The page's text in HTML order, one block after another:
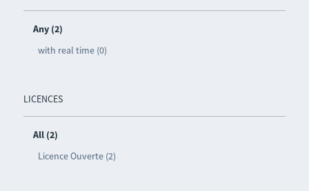
Any (2)
with real time (0)
LICENCES
All (2)
Licence Ouverte (2)